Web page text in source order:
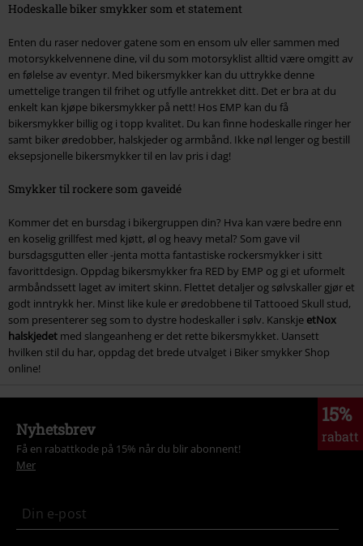
Hodeskalle biker smykker som et statement
Enten du raser nedover gatene som en ensom ulv eller sammen med
motorsykkelvennene dine, vil du som motorsyklist alltid være omgitt av
en følelse av eventyr. Med bikersmykker kan du uttrykke denne
umettelige trangen til frihet og utfylle antrekket ditt. Det er bra at du
enkelt kan kjøpe bikersmykker på nett! Hos EMP kan du få
bikersmykker billig og i topp kvalitet. Du kan finne hodeskalle ringer her
samt biker øredobber, halskjeder og armbånd. Ikke nøl lenger og bestill
eksepsjonelle bikersmykker til en lav pris i dag!
Smykker til rockere som gaveidé
Kommer det en bursdag i bikergruppen din? Hva kan være bedre enn
en koselig grillfest med kjøtt, øl og heavy metal? Som gave vil
bursdagsgutten eller -jenta motta fantastiske rockersmykker i sitt
favorittdesign. Oppdag bikersmykker fra RED by EMP og gi et uformelt
armbåndssett laget av imitert skinn. Flettet detaljer og sølvskaller gjør et
godt inntrykk her. Minst like kule er øredobbene til Tattooed Skull stud,
som presenterer seg som to dystre hodeskaller i sølv. Kanskje etNox
halskjedet med slangeanheng er det rette bikersmykket. Uansett
hvilken stil du har, oppdag det brede utvalget i Biker smykker Shop
online!
15%
rabatt
Nyhetsbrev
Få en rabattkode på 15% når du blir abonnent!
Mer